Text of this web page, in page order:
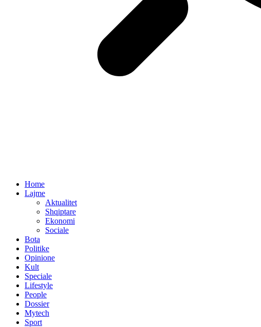
Home
Lajme
Aktualitet
Shqiptare
Ekonomi
Sociale
Bota
Politike
Opinione
Kult
Speciale
Lifestyle
People
Dossier
Mytech
Sport